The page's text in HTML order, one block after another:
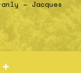
– Jacques